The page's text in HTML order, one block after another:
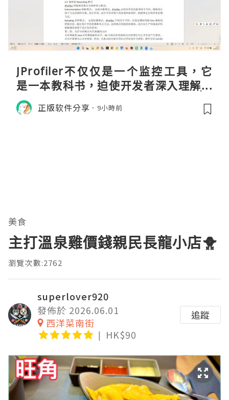
JProfiler不仅仅是一个监控工具，它
是一本教科书，迫使开发者深入理解JV
M的内存模型、垃圾回收机制和并发原
理。通过直观的可视化数据，它将抽象
正版软件分享 9小時前
美食
主打溫泉雞價錢親民長龍小店🐥
瀏覽次數:2762
superlover920
發佈於 2026.06.01
西洋菜南街
HK$90
追蹤